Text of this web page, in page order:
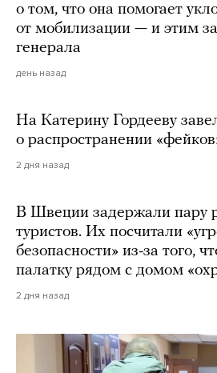
о том, что она помогает
от мобилизации — и этим
генерала
день назад
На Катерину Гордееву
о распространении
2 дня назад
В Швеции задержали пару
туристов. Их посчитали
безопасности» из-за того,
палатку рядом с домом
2 дня назад